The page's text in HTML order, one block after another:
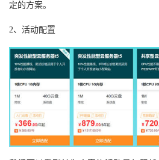
定的方案。
2、活动配置